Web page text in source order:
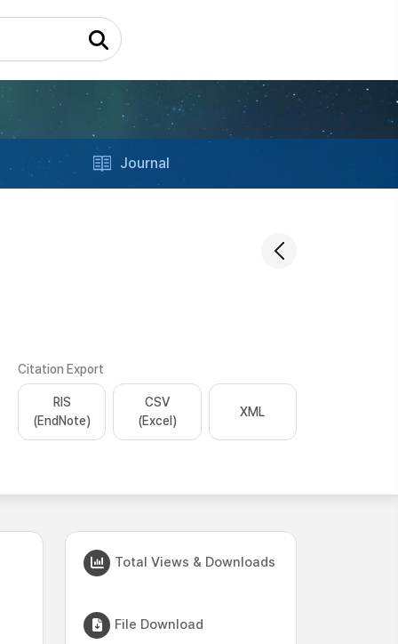
Journal
Citation Export
RIS
(EndNote)
CSV
(Excel)
XML
Total Views & Downloads
File Download